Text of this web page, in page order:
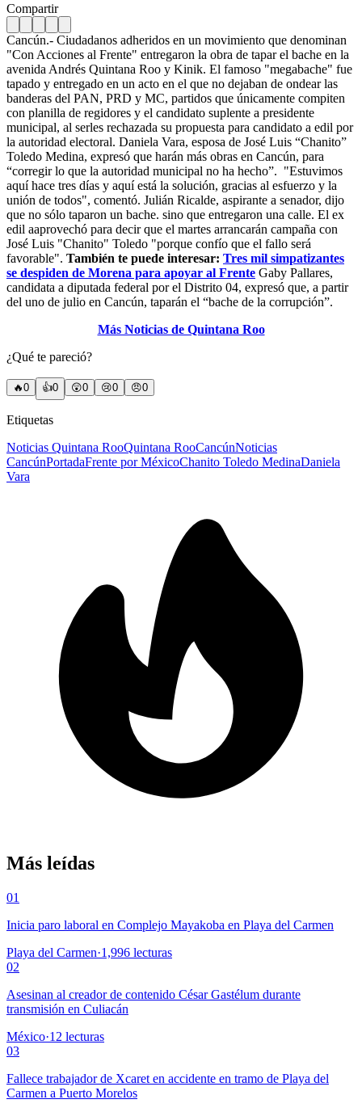
Compartir
Cancún.- Ciudadanos adheridos en un movimiento que denominan
"Con Acciones al Frente" entregaron la obra de tapar el bache en la
avenida Andrés Quintana Roo y Kinik. El famoso "megabache" fue
tapado y entregado en un acto en el que no dejaban de ondear las
banderas del PAN, PRD y MC, partidos que únicamente compiten
con planilla de regidores y el candidato suplente a presidente
municipal, al serles rechazada su propuesta para candidato a edil por
la autoridad electoral. Daniela Vara, esposa de José Luis “Chanito”
Toledo Medina, expresó que harán más obras en Cancún, para
“corregir lo que la autoridad municipal no ha hecho”. "Estuvimos
aquí hace tres días y aquí está la solución, gracias al esfuerzo y la
unión de todos", comentó. Julián Ricalde, aspirante a senador, dijo
que no sólo taparon un bache. sino que entregaron una calle. El ex
edil aaprovechó para decir que el martes arrancarán campaña con
José Luis "Chanito" Toledo "porque confío que el fallo será
favorable". También te puede interesar: Tres mil simpatizantes
se despiden de Morena para apoyar al Frente Gaby Pallares,
candidata a diputada federal por el Distrito 04, expresó que, a partir
del uno de julio en Cancún, taparán el “bache de la corrupción”.
Más Noticias de Quintana Roo
¿Qué te pareció?
🔥0 👍0 😲0 😢0 😠0
Etiquetas
Noticias Quintana RooQuintana RooCancúnNoticias
CancúnPortadaFrente por MéxicoChanito Toledo MedinaDaniela
Vara
Más leídas
01
Inicia paro laboral en Complejo Mayakoba en Playa del Carmen
Playa del Carmen·1,996 lecturas
02
Asesinan al creador de contenido César Gastélum durante
transmisión en Culiacán
México·12 lecturas
03
Fallece trabajador de Xcaret en accidente en tramo de Playa del
Carmen a Puerto Morelos